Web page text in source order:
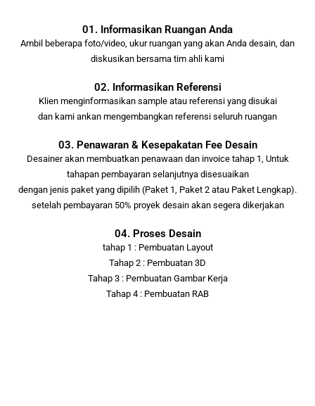
01. Informasikan Ruangan Anda
Ambil beberapa foto/video, ukur ruangan yang akan Anda desain, dan
diskusikan bersama tim ahli kami
02. Informasikan Referensi
Klien menginformasikan sample atau referensi yang disukai
dan kami ankan mengembangkan referensi seluruh ruangan
03. Penawaran & Kesepakatan Fee Desain
Desainer akan membuatkan penawaan dan invoice tahap 1, Untuk
tahapan pembayaran selanjutnya disesuaikan
dengan jenis paket yang dipilih (Paket 1, Paket 2 atau Paket Lengkap).
setelah pembayaran 50% proyek desain akan segera dikerjakan
04. Proses Desain
tahap 1 : Pembuatan Layout
Tahap 2 : Pembuatan 3D
Tahap 3 : Pembuatan Gambar Kerja
Tahap 4 : Pembuatan RAB